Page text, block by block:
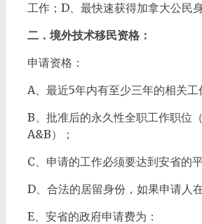
工作；D、最快速获得加拿大公民身
二．境外技术移民资格：
申请资格：
A、最近5年内有至少三年的相关工
B、批准后的永久性全职工作职位
A&B）；
C、申请的工作必须要达到安省的
D、合法的居留身份，如果申请人
E、安省的政府申请费为：